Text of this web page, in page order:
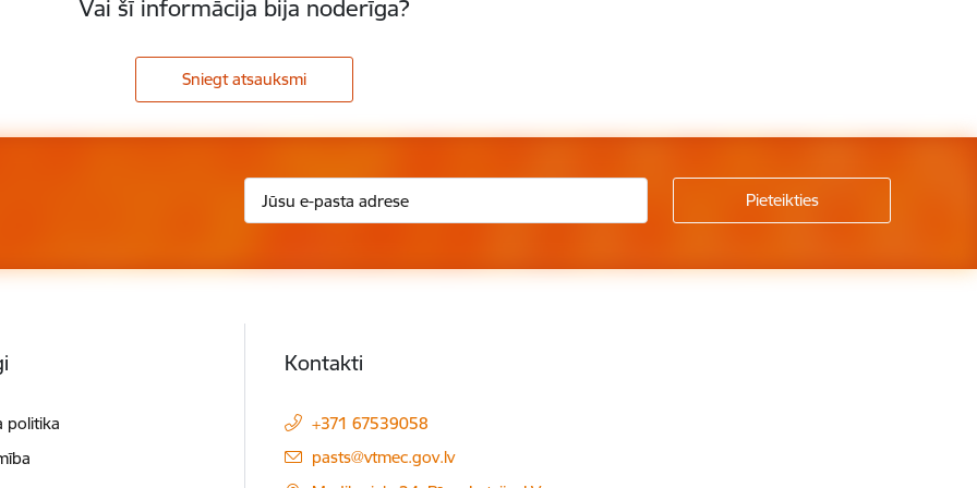
Vai šī informācija bija noderīga?
Sniegt atsauksmi
politika
Kontakti
+371 67539058
E-pasts:
pasts@vtmec.gov.lv